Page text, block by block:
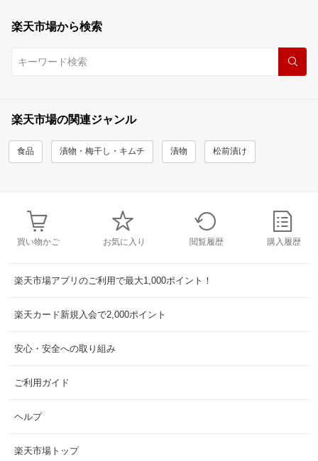
楽天市場から検索
楽天市場の関連ジャンル
食品 漬物・梅干し・キムチ 漬物 松前漬け
買い物かご お気に入り 閲覧履歴 購入履歴
楽天市場アプリのご利用で最大1,000ポイント！
楽天カード新規入会で2,000ポイント
安心・安全への取り組み
ご利用ガイド
ヘルプ
楽天市場トップ